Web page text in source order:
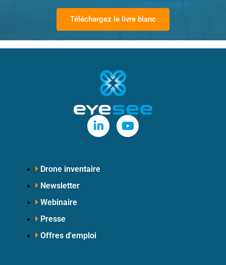
Téléchargez le livre blanc
Drone inventaire
Newsletter
Webinaire
Presse
Offres d'emploi